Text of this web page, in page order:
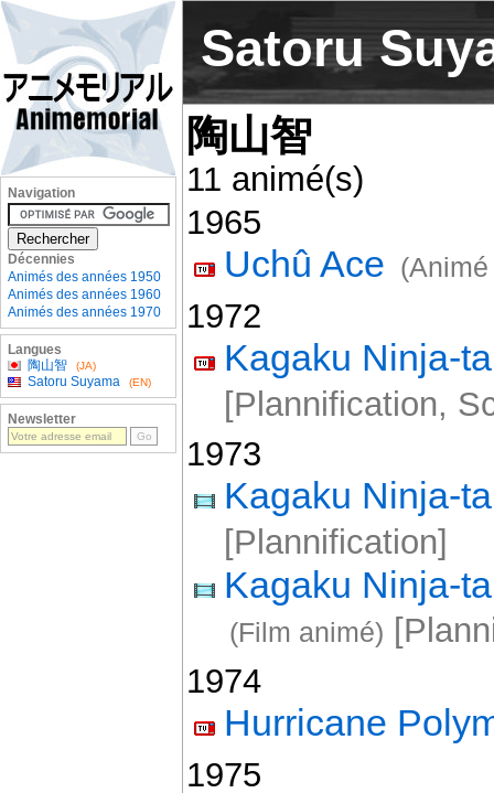
Satoru
陶山智
11 animé(s)
1965
Uchû Ace
1972
Kagaku Ninja-
[Plannification,
1973
Kagaku Ninja-
[Plannification]
Kagaku Ninja-
(Film animé)
1974
Hurricane
1975
Navigation
Décennies
Animés des années 1950
Animés des années 1960
Animés des années 1970
Langues
陶山智
(JA)
Satoru Suyama (EN)
Newsletter